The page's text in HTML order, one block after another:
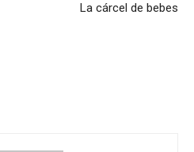
La cárcel de bebes